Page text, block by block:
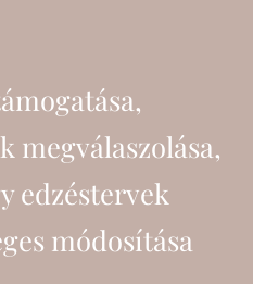
megválaszolása,
edzéstervek
módosítása